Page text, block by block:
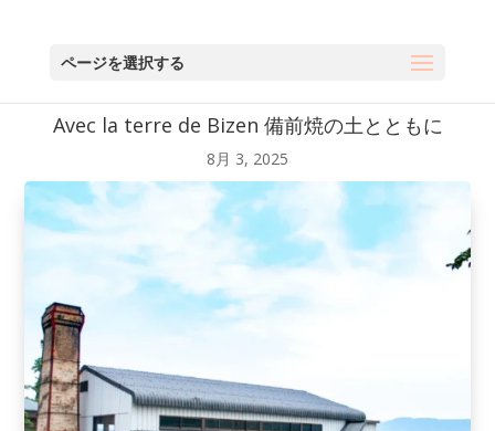
ページを選択する
Avec la terre de Bizen 備前焼の土とともに
8月 3, 2025